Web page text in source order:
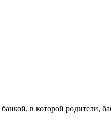
в которой родители,